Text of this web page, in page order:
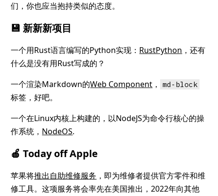
们，你也应当抱持类似的态度。
💾 新新新项目
一个用Rust语言编写的Python实现： RustPython ，还有
什么是没有用Rust写成的？
一个渲染Markdown的Web Component ， md-block
标签，好吧。
一个在Linux内核上构建的，以NodeJS为命令行核心的操
作系统， NodeOS.
🍎 Today off Apple
苹果将推出自助维修服务 ，即为维修者提供官方零件和维
修工具。这项服务将会率先在美国推出，2022年向其他